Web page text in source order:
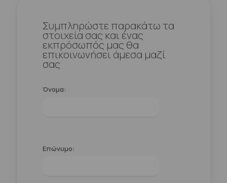
Συμπληρώστε παρακάτω τα
στοιχεία σας και ένας
εκπρόσωπός μας θα
επικοινωνήσει άμεσα μαζί
σας
Όνομα:
Επώνυμο: